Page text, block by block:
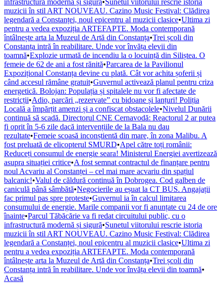
infrastructură modernă și sigură•Sunetul viitorului rescrie istoria
muzicii în stil ART NOUVEAU. Cazino Music Festival: Clădirea
legendară a Constanței, noul epicentru al muzicii clasice•Ultima zi
pentru a vedea expoziția ARTEFAPTE. Moda contemporană
întâlnește arta la Muzeul de Artă din Constanța•Trei școli din
Constanța intră în reabilitare. Unde vor învăța elevii din
toamnă•Explozie urmată de incendiu la o locuință din Siliștea. O
femeie de 62 de ani a fost rănită•Parcarea de la Pavilionul
Expozițional Constanța devine cu plată. Cât vor achita șoferii și
când accesul rămâne gratuit•Guvernul activează planul pentru criza
energetică. Bolojan: Populația și spitalele nu vor fi afectate de
restricții•Adio, parcări „rezervate” cu bidoane și lanțuri! Poliția
Locală a împărțit amenzi și a confiscat obstacolele•Nivelul Dunării
continuă să scadă. Directorul CNE Cernavodă: Reactorul 2 ar putea
fi oprit în 5-6 zile dacă intervențiile de la Bala nu dau
rezultate•Femeie scoasă inconștientă din mare, în zona Malibu. A
fost preluată de elicopterul SMURD•Apel către toți românii:
Reduceți consumul de energie seara! Ministerul Energiei avertizează
asupra situației critice•A fost semnat contractul de finanțare pentru
noul Acvariu al Constanței – cel mai mare acvariu din spațiul
balcanic!•Valul de căldură continuă în Dobrogea. Cod galben de
caniculă până sâmbătă•Negocierile au eșuat la CT BUS. Angajații
fac primul pas spre proteste•Guvernul ia în calcul limitarea
consumului de energie. Marile companii vor fi anunțate cu 24 de ore
înainte•Parcul Tăbăcărie va fi redat circuitului public, cu o
infrastructură modernă și sigură•Sunetul viitorului rescrie istoria
muzicii în stil ART NOUVEAU. Cazino Music Festival: Clădirea
legendară a Constanței, noul epicentru al muzicii clasice•Ultima zi
pentru a vedea expoziția ARTEFAPTE. Moda contemporană
întâlnește arta la Muzeul de Artă din Constanța•Trei școli din
Constanța intră în reabilitare. Unde vor învăța elevii din toamnă•
Acasă